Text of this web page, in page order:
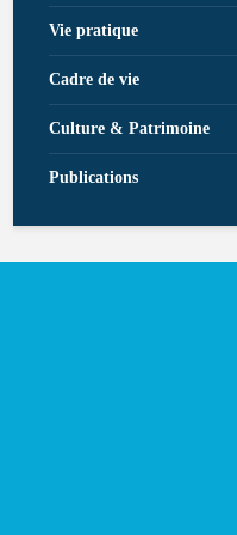
Vie pratique
Cadre de vie
Culture & Patrimoine
Publications